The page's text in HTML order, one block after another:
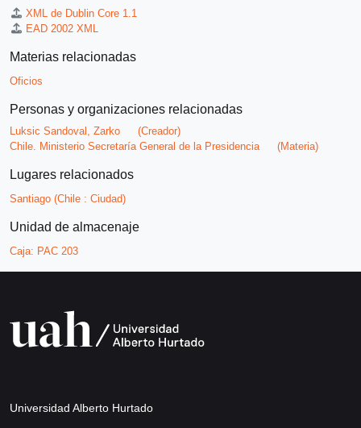
XML de Dublin Core 1.1
EAD 2002 XML
Materias relacionadas
Oficios
Personas y organizaciones relacionadas
Luksic Sandoval, Zarko
(Creador)
Chile. Ministerio Secretaría General de la Presidencia
(Materia)
Lugares relacionados
Santiago (Chile : Ciudad)
Unidad de almacenaje
Caja: PAC 203
Universidad Alberto Hurtado